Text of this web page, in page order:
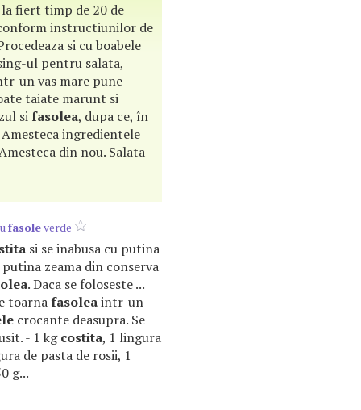
fiert timp de 20 de
instructiunilor de
si cu boabele
ul pentru salata,
un vas mare pune
taiate marunt si
sifasolea, dupa ce, în
ingredientele
din nou. Salata
fasoleverde
si se inabusa cu putina
putina zeama din conserva
. Daca se foloseste ...
toarnafasoleaintr-un
crocante deasupra. Se
- 1 kgcostita, 1 lingura
de pasta de rosii, 1
g...